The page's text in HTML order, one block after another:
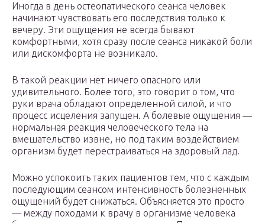
Иногда в день остеопатического сеанса человек
начинают чувствовать его последствия только к
вечеру. Эти ощущения не всегда бывают
комфортными, хотя сразу после сеанса никакой боли
или дискомфорта не возникало.
В такой реакции нет ничего опасного или
удивительного. Более того, это говорит о том, что
руки врача обладают определенной силой, и что
процесс исцеления запущен. А болевые ощущения —
нормальная реакция человеческого тела на
вмешательство извне, но под таким воздействием
организм будет перестраиваться на здоровый лад.
Можно успокоить таких пациентов тем, что с каждым
последующим сеансом интенсивность болезненных
ощущений будет снижаться. Объясняется это просто
— между походами к врачу в организме человека